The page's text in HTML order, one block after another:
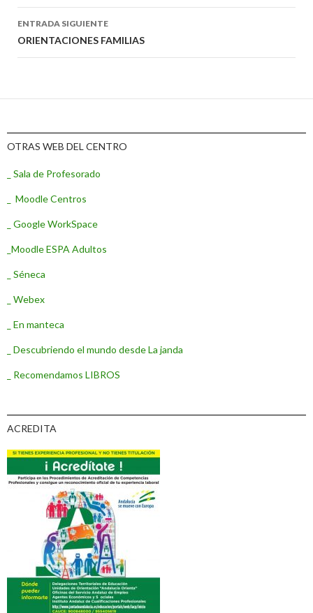
a
la
ENTRADA SIGUIENTE
ORIENTACIONES FAMILIAS
OTRAS WEB DEL CENTRO
_ Sala de Profesorado
_ Moodle Centros
_ Google WorkSpace
_Moodle ESPA Adultos
_ Séneca
_ Webex
_ En manteca
_ Descubriendo el mundo desde La janda
_ Recomendamos LIBROS
ACREDITA